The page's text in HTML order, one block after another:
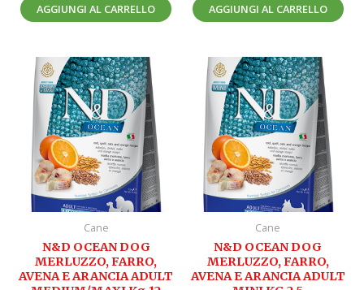
AGGIUNGI AL CARRELLO AGGIUNGI AL CARRELLO
Cane
N&D OCEAN DOG
MERLUZZO, FARRO,
AVENA E ARANCIA ADULT
Cane
N&D OCEAN DOG
MERLUZZO, FARRO,
AVENA E ARANCIA ADULT